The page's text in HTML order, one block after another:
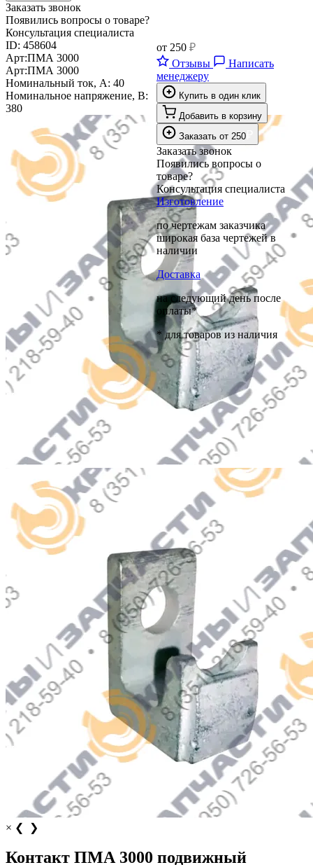
Заказать звонок
Появились вопросы о товаре?
Консультация специалиста
ID: 458604
Арт:ПМА 3000
Арт:ПМА 3000
Номинальный ток, А: 40
Номинальное напряжение, В:
380
× ❮ ❯
от 250 ₽
Отзывы
Написать
менеджеру
Купить в один клик
Добавить в корзину
Заказать от 250
Заказать звонок
Появились вопросы о
товаре?
Консультация специалиста
Изготовление
по чертежам заказчика
широкая база чертежей в
наличии
Доставка
на следующий день после
оплаты*
* для товаров из наличия
Контакт ПМА 3000 подвижный